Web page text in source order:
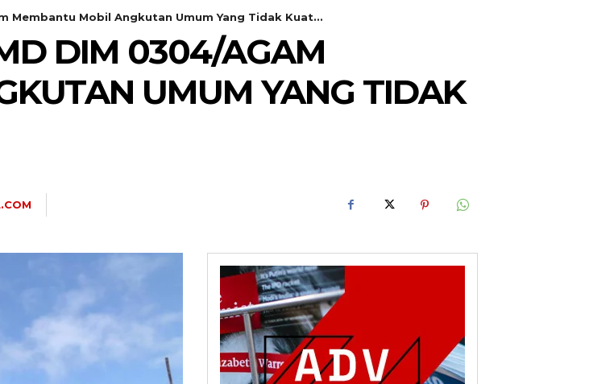
Membantu Mobil Angkutan Umum Yang Tidak Kuat...
DIM 0304/AGAM
UMUM YANG TIDAK